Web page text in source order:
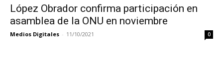
López Obrador confirma participación en
asamblea de la ONU en noviembre
Medios Digitales - 11/10/2021 0